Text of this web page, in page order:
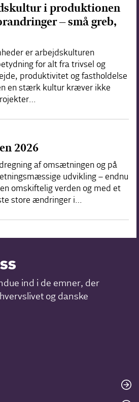
i produktionen
– små greb,
er arbejdskulturen
for alt fra trivsel og
produktivitet og fastholdelse
en stærk kultur kræver ikke
2026
af omsætningen og på
udvikling – endnu
omskiftelig verden og med et
store ændringer i…
ind i de emner, der
og danske